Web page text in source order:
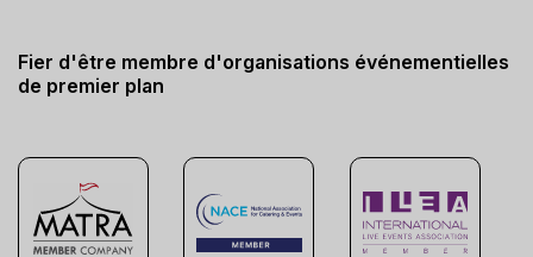
Fier d'être membre d'organisations événementielles
de premier plan